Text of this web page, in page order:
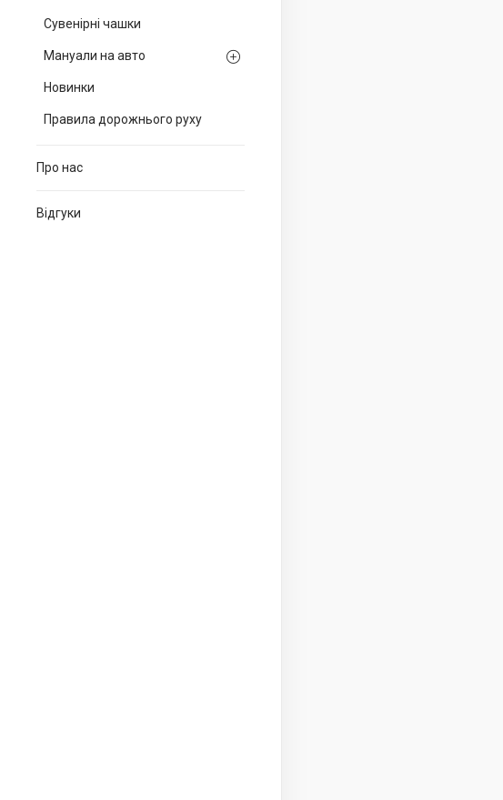
Сувенірні чашки
Мануали на авто
Новинки
Правила дорожнього руху
Про нас
Відгуки